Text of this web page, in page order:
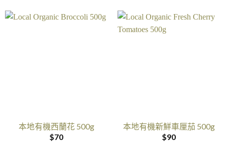
本地有機西蘭花 500g
$70
本地有機新鮮車厘茄 500g
$90